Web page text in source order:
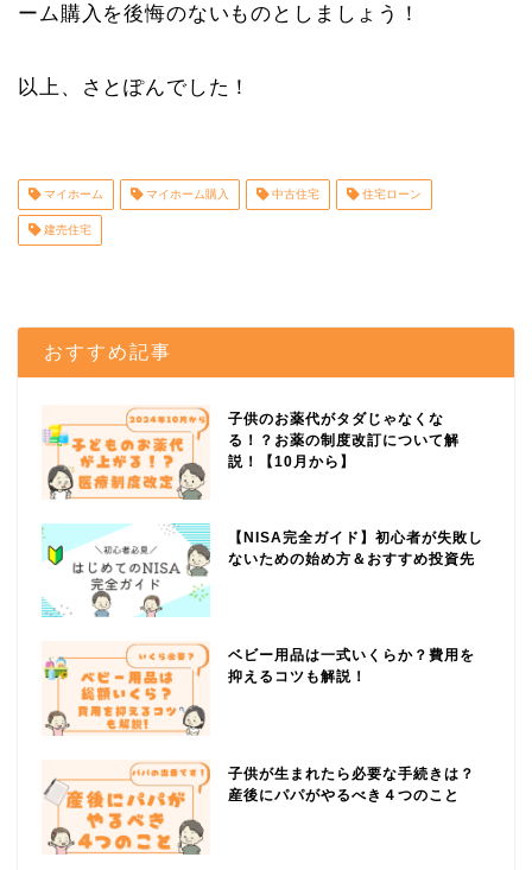
ーム購入を後悔のないものとしましょう！
以上、さとぽんでした！
マイホーム マイホーム購入 中古住宅 住宅ローン
建売住宅
おすすめ記事
子供のお薬代がタダじゃなくな
る！？お薬の制度改訂について解
説！【10月から】
【NISA完全ガイド】初心者が失敗し
ないための始め方＆おすすめ投資先
ベビー用品は一式いくらか？費用を
抑えるコツも解説！
子供が生まれたら必要な手続きは？
産後にパパがやるべき４つのこと